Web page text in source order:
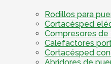
Rodillos para
Cortacésped
Compresores de
Calefactores
Cortacésped